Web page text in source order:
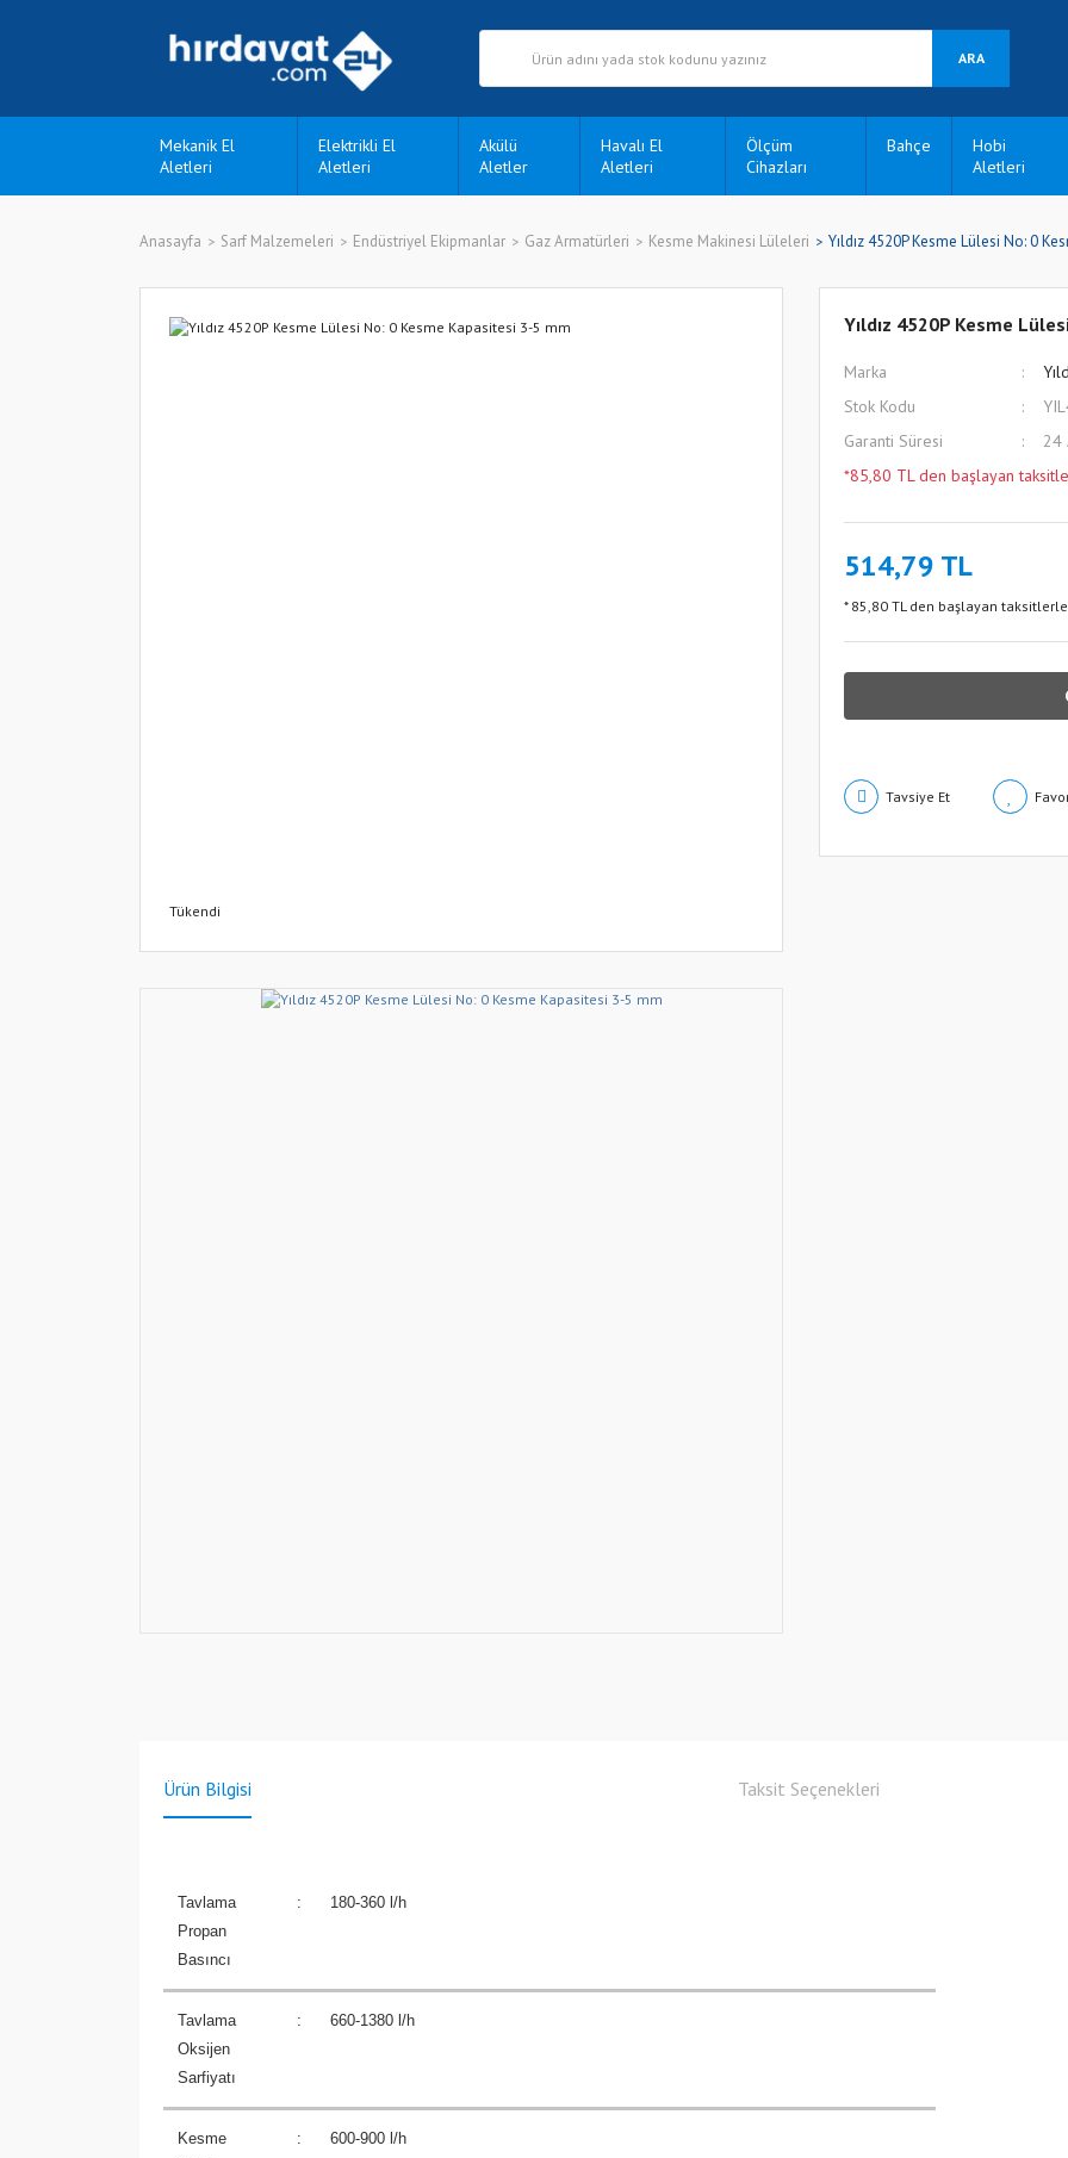
ARA
Mekanik El
Aletleri
Elektrikli El
Aletleri
Akülü
Aletler
Havalı El
Aletleri
Ölçüm
Cihazları
Bahçe
Hobi
Aletleri
Anasayfa Sarf Malzemeleri Endüstriyel Ekipmanlar Gaz Armatürleri Kesme Makinesi Lüleleri Yıldız 4520P Kesme Lülesi No: 0
Tükendi
Yıldız 4520P Kesme
Marka
Stok Kodu
Garanti Süresi
24
*85,80 TL den başlayan
514,79 TL
* 85,80 TL den başlayan
Tavsiye Et
Ürün Bilgisi Taksit Seçenekleri
Tavlama
Propan
Basıncı
: 180-360 l/h
Tavlama
Oksijen
Sarfiyatı
: 660-1380 l/h
Kesme
: 600-900 l/h